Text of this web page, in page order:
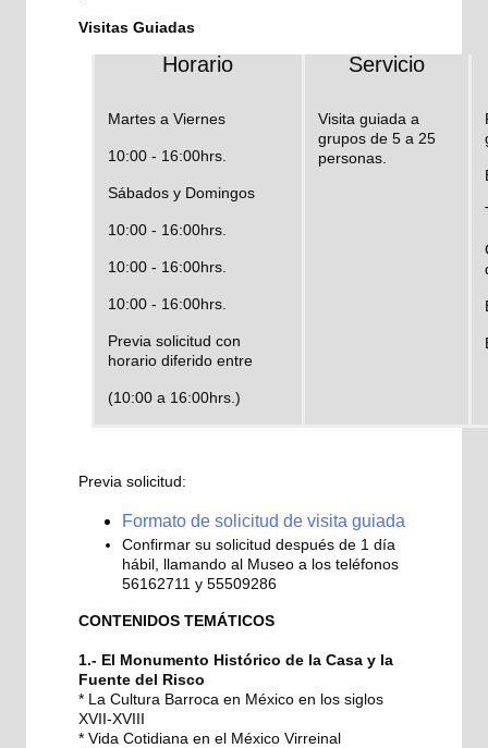
Visitas Guiadas
Horario
Martes a Viernes
10:00 - 16:00hrs.
Sábados y Domingos
10:00 - 16:00hrs.
10:00 - 16:00hrs.
10:00 - 16:00hrs.
Previa solicitud con
horario diferido entre
(10:00 a 16:00hrs.)
Servicio
Visita guiada a
grupos de 5 a 25
personas.
Previa solicitud:
Formato de solicitud de visita guiada
Confirmar su solicitud después de 1 día
hábil, llamando al Museo a los teléfonos
56162711 y 55509286
CONTENIDOS TEMÁTICOS
1.- El Monumento Histórico de la Casa y la
Fuente del Risco
* La Cultura Barroca en México en los siglos
XVII-XVIII
* Vida Cotidiana en el México Virreinal